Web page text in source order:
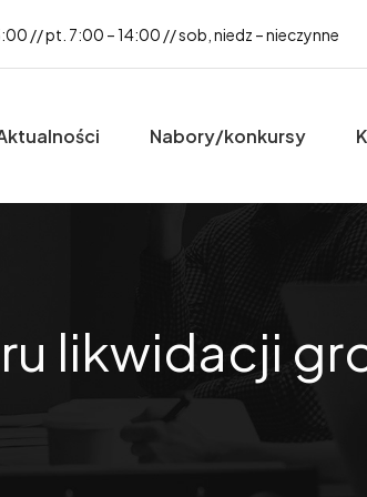
// pt. 7:00 – 14:00 // sob, niedz – nieczynne
Nabory/konkursy
likwidacji